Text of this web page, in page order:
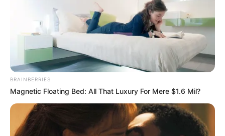
BRAINBERRIES
Magnetic Floating Bed: All That Luxury For Mere $1.6 Mil?